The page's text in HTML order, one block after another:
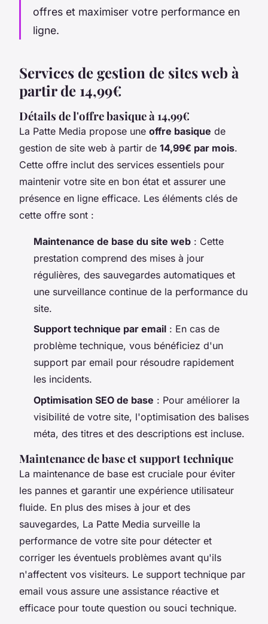
offres et maximiser votre performance en
ligne.
Services de gestion de sites web à
partir de 14,99€
Détails de l'offre basique à 14,99€
La Patte Media propose une offre basique de
gestion de site web à partir de 14,99€ par mois.
Cette offre inclut des services essentiels pour
maintenir votre site en bon état et assurer une
présence en ligne efficace. Les éléments clés de
cette offre sont :
Maintenance de base du site web : Cette
prestation comprend des mises à jour
régulières, des sauvegardes automatiques et
une surveillance continue de la performance du
site.
Support technique par email : En cas de
problème technique, vous bénéficiez d'un
support par email pour résoudre rapidement
les incidents.
Optimisation SEO de base : Pour améliorer la
visibilité de votre site, l'optimisation des balises
méta, des titres et des descriptions est incluse.
Maintenance de base et support technique
La maintenance de base est cruciale pour éviter
les pannes et garantir une expérience utilisateur
fluide. En plus des mises à jour et des
sauvegardes, La Patte Media surveille la
performance de votre site pour détecter et
corriger les éventuels problèmes avant qu'ils
n'affectent vos visiteurs. Le support technique par
email vous assure une assistance réactive et
efficace pour toute question ou souci technique.